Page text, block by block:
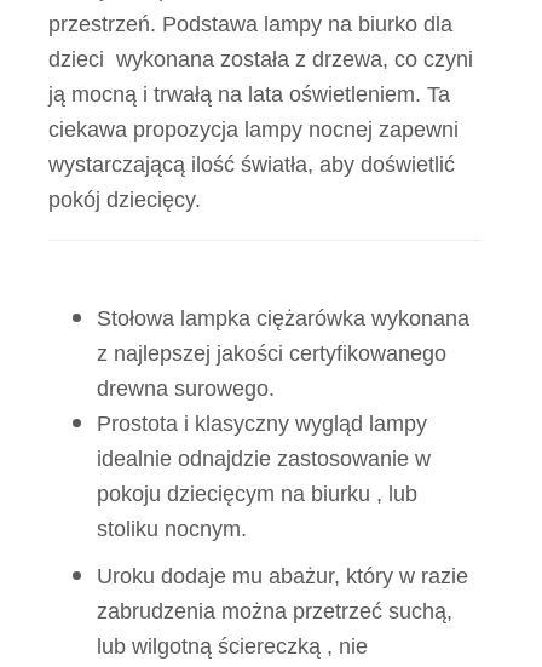
przestrzeń. Podstawa lampy na biurko dla
dzieci wykonana została z drzewa, co czyni
ją mocną i trwałą na lata oświetleniem. Ta
ciekawa propozycja lampy nocnej zapewni
wystarczającą ilość światła, aby doświetlić
pokój dziecięcy.
Stołowa lampka ciężarówka wykonana
z najlepszej jakości certyfikowanego
drewna surowego.
Prostota i klasyczny wygląd lampy
idealnie odnajdzie zastosowanie w
pokoju dziecięcym na biurku , lub
stoliku nocnym.
Uroku dodaje mu abażur, który w razie
zabrudzenia można przetrzeć suchą,
lub wilgotną ściereczką , nie